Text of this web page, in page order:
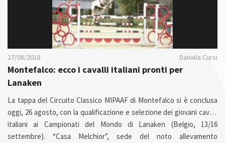
27/08/2018 Daniela Cursi
Montefalco: ecco i cavalli italiani pronti per
Lanaken
La tappa del Circuito Classico MIPAAF di Montefalco si è conclusa
oggi, 26 agosto, con la qualificazione e selezione dei giovani cavalli
italiani ai Campionati del Mondo di Lanaken (Belgio, 13/16
settembre). “Casa Melchior”, sede del noto allevamento